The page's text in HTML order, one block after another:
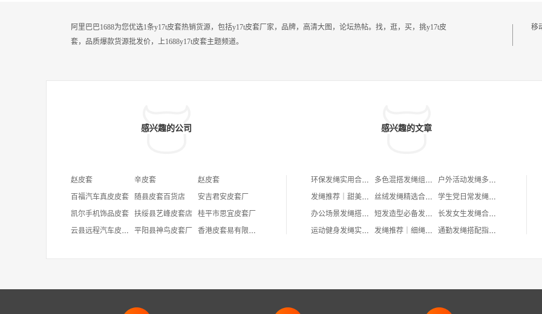
阿里巴巴1688为您优选1条y17t皮套热销货源，包括y17t皮套厂家，品牌，高清大图，论坛热帖。找，逛，买，挑y17t皮
套，品质爆款货源批发价，上1688y17t皮套主题频道。
移
感兴趣的公司
赵皮套 辛皮套
赵皮套
百福汽车真皮皮套
随县皮套百货店
安吉君安皮套厂
凯尔手机饰品皮套
扶绥县艺峰皮套店
桂平市思宜皮套厂
云县远程汽车皮套店
平阳县神鸟皮套厂 香港皮套易有限公司
感兴趣的文章
环保发绳实用合集：材质安心，细节耐看，日常好搭 多色混搭发绳组合推荐：细节、质感与日常搭配的完美平衡
户外活动发绳多场景实用推荐
发绳推荐｜甜美可爱风格合集
丝绒发绳精选合集：质感细节与日常搭配的温柔默契
学生党日常发绳推荐：三款实用又耐看的细节之选
办公场景发绳搭配指南：简约实用又不失精致感
短发造型必备发绳推荐：细节、搭配与日常体验全解析
长发女生发绳合集：细节、搭配与日常使用体验
运动健身发绳实用推荐：防滑、高弹、不扯发的多场景选择
发绳推荐｜细绳温柔风合集 通勤发绳搭配指南：三款实用又耐看的日常选择